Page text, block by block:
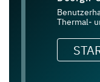
Thermal‑